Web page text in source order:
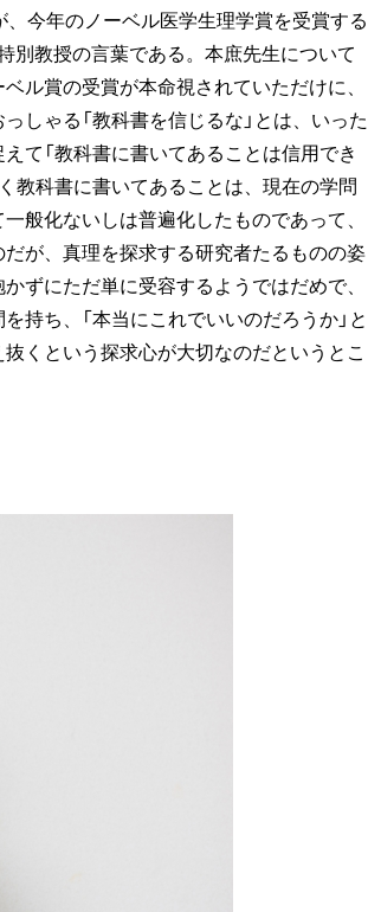
今年のノーベル医学生理学賞を受賞する
別教授の言葉である。本庶先生について
ル賞の受賞が本命視されていただけに、
しゃる「教科書を信じるな」とは、いった
て「教科書に書いてあることは信用でき
教科書に書いてあることは、現在の学問
般化ないしは普遍化したものであって、
が、真理を探求する研究者たるものの姿
ずにただ単に受容するようではだめで、
ち、「本当にこれでいいのだろうか」と
くという探求心が大切なのだというとこ